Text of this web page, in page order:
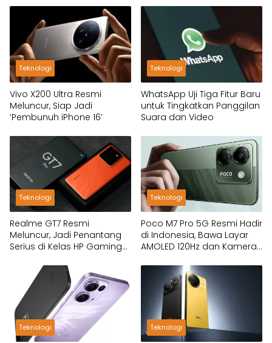
Teknologi
Vivo X200 Ultra Resmi
Meluncur, Siap Jadi
‘Pembunuh iPhone 16’
Teknologi
WhatsApp Uji Tiga Fitur Baru
untuk Tingkatkan Panggilan
Suara dan Video
Teknologi
Realme GT7 Resmi
Meluncur, Jadi Penantang
Serius di Kelas HP Gaming
Teknologi
Poco M7 Pro 5G Resmi Hadir
di Indonesia, Bawa Layar
AMOLED 120Hz dan Kamera
Teknologi Teknologi